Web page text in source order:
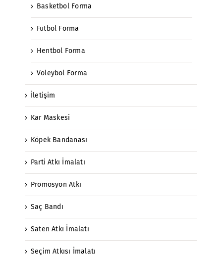
Basketbol Forma
Futbol Forma
Hentbol Forma
Voleybol Forma
İletişim
Kar Maskesi
Köpek Bandanası
Parti Atkı İmalatı
Promosyon Atkı
Saç Bandı
Saten Atkı İmalatı
Seçim Atkısı İmalatı